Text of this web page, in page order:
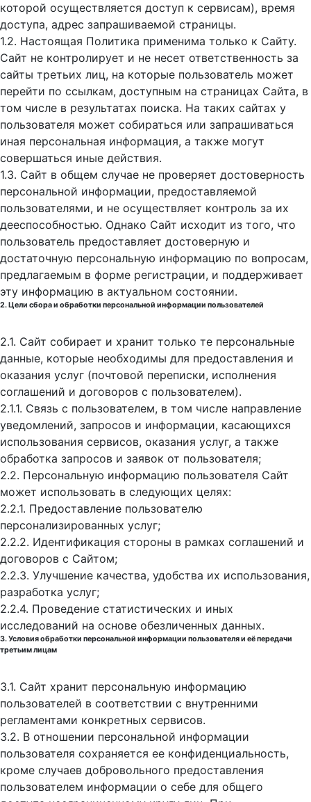
которой осуществляется доступ к cервисам), время
доступа, адрес запрашиваемой страницы.
1.2. Настоящая Политика применима только к Сайту.
Сайт не контролирует и не несет ответственность за
сайты третьих лиц, на которые пользователь может
перейти по ссылкам, доступным на страницах Сайта, в
том числе в результатах поиска. На таких сайтах у
пользователя может собираться или запрашиваться
иная персональная информация, а также могут
совершаться иные действия.
1.3. Сайт в общем случае не проверяет достоверность
персональной информации, предоставляемой
пользователями, и не осуществляет контроль за их
дееспособностью. Однако Сайт исходит из того, что
пользователь предоставляет достоверную и
достаточную персональную информацию по вопросам,
предлагаемым в форме регистрации, и поддерживает
эту информацию в актуальном состоянии.
2. Цели сбора и обработки персональной информации пользователей
2.1. Сайт собирает и хранит только те персональные
данные, которые необходимы для предоставления и
оказания услуг (почтовой переписки, исполнения
соглашений и договоров с пользователем).
2.1.1. Связь с пользователем, в том числе направление
уведомлений, запросов и информации, касающихся
использования сервисов, оказания услуг, а также
обработка запросов и заявок от пользователя;
2.2. Персональную информацию пользователя Сайт
может использовать в следующих целях:
2.2.1. Предоставление пользователю
персонализированных услуг;
2.2.2. Идентификация стороны в рамках соглашений и
договоров с Сайтом;
2.2.3. Улучшение качества, удобства их использования,
разработка услуг;
2.2.4. Проведение статистических и иных
исследований на основе обезличенных данных.
3. Условия обработки персональной информации пользователя и её передачи
третьим лицам
3.1. Сайт хранит персональную информацию
пользователей в соответствии с внутренними
регламентами конкретных сервисов.
3.2. В отношении персональной информации
пользователя сохраняется ее конфиденциальность,
кроме случаев добровольного предоставления
пользователем информации о себе для общего